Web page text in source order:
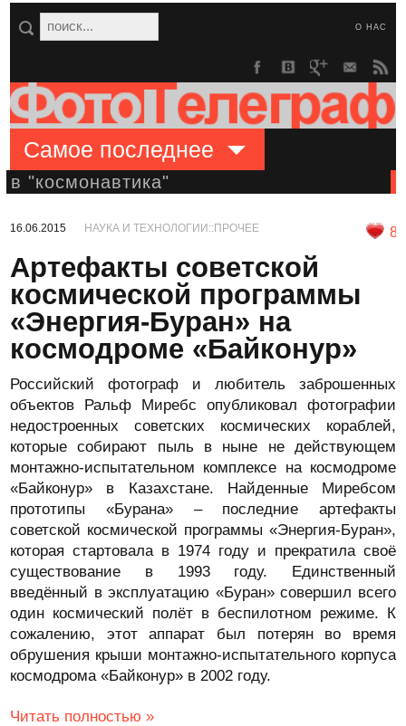
О НАС
Самое последнее
в "космонавтика"
16.06.2015 НАУКА И ТЕХНОЛОГИИ::ПРОЧЕЕ 8
Артефакты советской
космической программы
«Энергия-Буран» на
космодроме «Байконур»
Российский фотограф и любитель заброшенных
объектов Ральф Миребс опубликовал фотографии
недостроенных советских космических кораблей,
которые собирают пыль в ныне не действующем
монтажно-испытательном комплексе на космодроме
«Байконур» в Казахстане. Найденные Миребсом
прототипы «Бурана» – последние артефакты
советской космической программы «Энергия-Буран»,
которая стартовала в 1974 году и прекратила своё
существование в 1993 году. Единственный
введённый в эксплуатацию «Буран» совершил всего
один космический полёт в беспилотном режиме. К
сожалению, этот аппарат был потерян во время
обрушения крыши монтажно-испытательного корпуса
космодрома «Байконур» в 2002 году.
Читать полностью »